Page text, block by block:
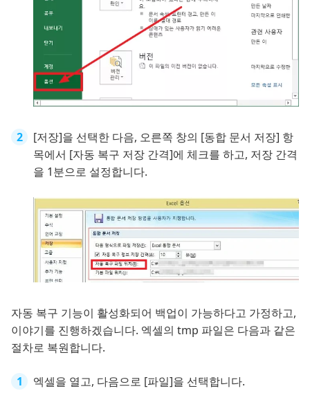
[저장]을 선택한 다음, 오른쪽 창의 [동합 문서 저장] 항
목에서 [자동 복구 저장 간격]에 체크를 하고, 저장 간격
을 1분으로 설정합니다.
자동 복구 기능이 활성화되어 백업이 가능하다고 가정하고,
이야기를 진행하겠습니다. 엑셀의 tmp 파일은 다음과 같은
절차로 복원합니다.
엑셀을 열고, 다음으로 [파일]을 선택합니다.